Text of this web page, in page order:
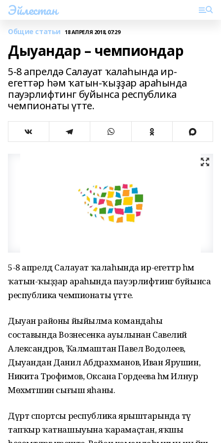
Эйлестан
Общие статьи 18 АПРЕЛЯ 2018, 07:29
Дыуандар – чемпиондар
5-8 апрелдә Салауат ҡалаһында ир-
егеттәр һәм ҡатын-ҡыҙҙар араһында
пауэрлифтинг буйынса республика
чемпионаты үтте.
5-8 апрелдә Салауат ҡалаһында ир-егеттәр һәм
ҡатын-ҡыҙҙар араһында пауэрлифтинг буйынса
республика чемпионаты үтте.
Дыуан районы йыйылма командаһы
составында Вознесенка ауылынан Савелий
Александров, Ҡалмаштан Павел Водолеев,
Дыуандан Данил Абдрахманов, Иван Ярушин,
Никита Трофимов, Оксана Гордеева һәм Илнур
Мөхәмәтшин сығыш яһаны.
Дүрт спортсы республика ярыштарында тәү
тапҡыр ҡатнашыуына ҡарамаҫтан, яҡшы